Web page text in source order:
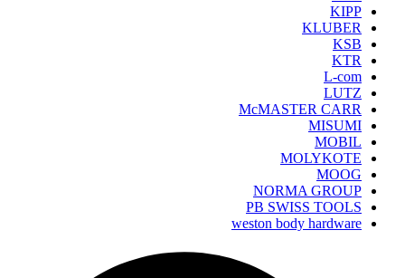
KIPP
KLUBER
KSB
KTR
L-com
LUTZ
McMASTER CARR
MISUMI
MOBIL
MOLYKOTE
MOOG
NORMA GROUP
PB SWISS TOOLS
weston body hardware